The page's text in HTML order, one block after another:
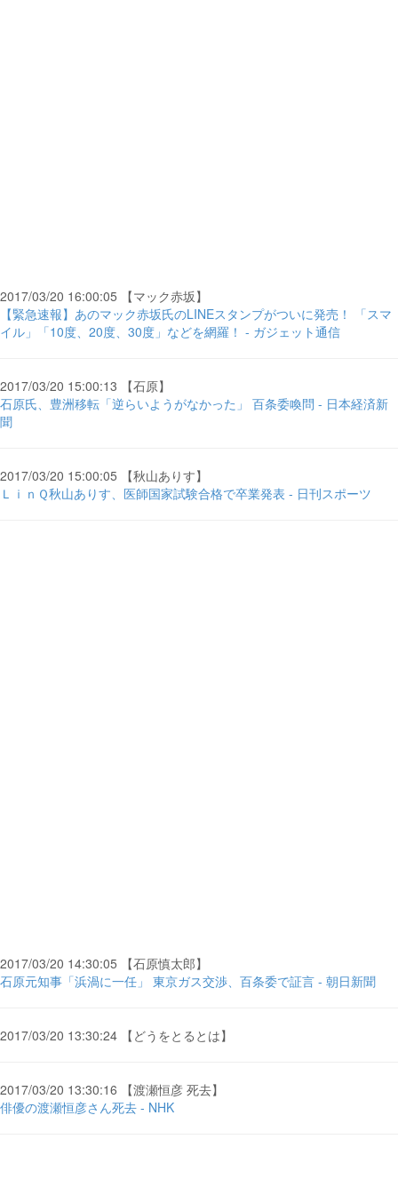
2017/03/20 16:00:05 【マック赤坂】
【緊急速報】あのマック赤坂氏のLINEスタンプがついに発売！ 「スマ
イル」「10度、20度、30度」などを網羅！ - ガジェット通信
2017/03/20 15:00:13 【石原】
石原氏、豊洲移転「逆らいようがなかった」 百条委喚問 - 日本経済新
聞
2017/03/20 15:00:05 【秋山ありす】
ＬｉｎＱ秋山ありす、医師国家試験合格で卒業発表 - 日刊スポーツ
2017/03/20 14:30:05 【石原慎太郎】
石原元知事「浜渦に一任」 東京ガス交渉、百条委で証言 - 朝日新聞
2017/03/20 13:30:24 【どうをとるとは】
2017/03/20 13:30:16 【渡瀬恒彦 死去】
俳優の渡瀬恒彦さん死去 - NHK